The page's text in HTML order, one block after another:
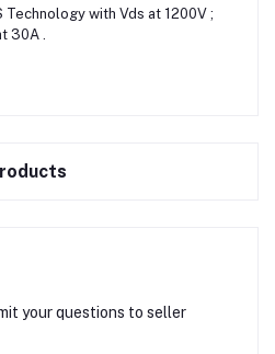
with Vds at 1200V ;
30A .
your questions to seller